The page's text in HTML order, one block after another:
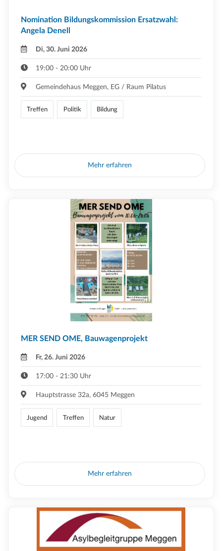
Nomination Bildungskommission Ersatzwahl:
Angela Denell
Di, 30. Juni 2026
19:00 - 20:00 Uhr
Gemeindehaus Meggen, EG / Raum Pilatus
Treffen Politik Bildung
Mehr erfahren
MER SEND OME, Bauwagenprojekt
Fr, 26. Juni 2026
17:00 - 21:30 Uhr
Hauptstrasse 32a, 6045 Meggen
Jugend Treffen Natur
Mehr erfahren